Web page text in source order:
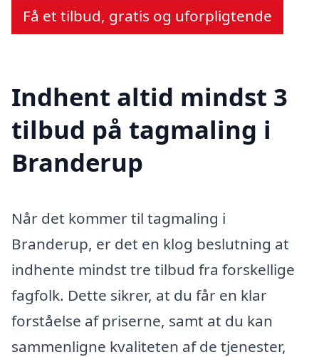
Få et tilbud, gratis og uforpligtende
Indhent altid mindst 3
tilbud på tagmaling i
Branderup
Når det kommer til tagmaling i
Branderup, er det en klog beslutning at
indhente mindst tre tilbud fra forskellige
fagfolk. Dette sikrer, at du får en klar
forståelse af priserne, samt at du kan
sammenligne kvaliteten af de tjenester,